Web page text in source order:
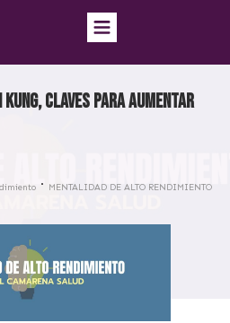
claves para aumentar
MENTALIDAD DE ALTO RENDIMIENTO